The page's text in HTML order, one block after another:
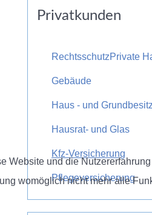
Privatkunden
RechtsschutzPrivate
Gebäude
Haus - und Grundbesitz
Hausrat- und Glas
Kfz-Versicherung
Pflegeversicherung
Website und die
womöglich nicht mehr alle